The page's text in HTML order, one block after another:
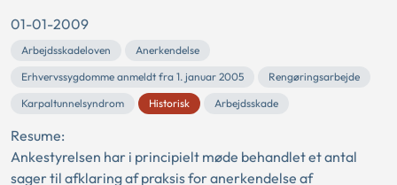
01-01-2009
Arbejdsskadeloven
Anerkendelse
Erhvervssygdomme anmeldt fra 1. januar 2005
Rengøringsarbejde
Karpaltunnelsyndrom
Historisk Arbejdsskade
Resume:
Ankestyrelsen har i principielt møde behandlet et antal
sager til afklaring af praksis for anerkendelse af